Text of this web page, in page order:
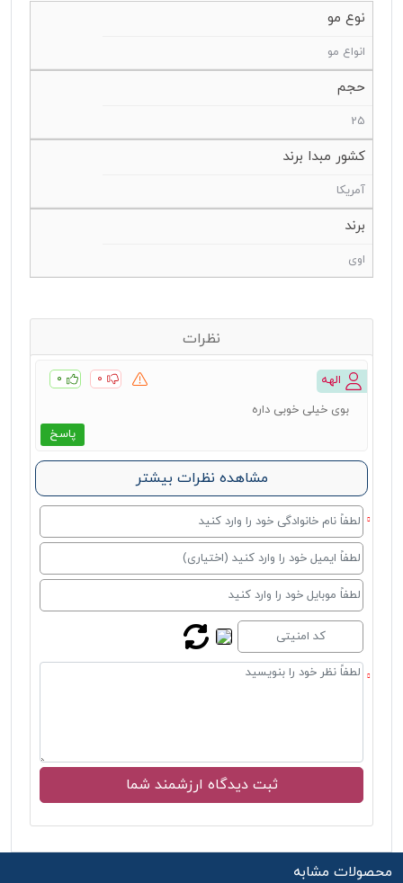
نوع مو
انواع مو
حجم
25
کشور مبدا برند
آمریکا
برند
اوی
نظرات
الهه ۰ ۰
پاسخ
بوی خیلی خوبی داره
مشاهده نظرات بیشتر
محصولات مشابه